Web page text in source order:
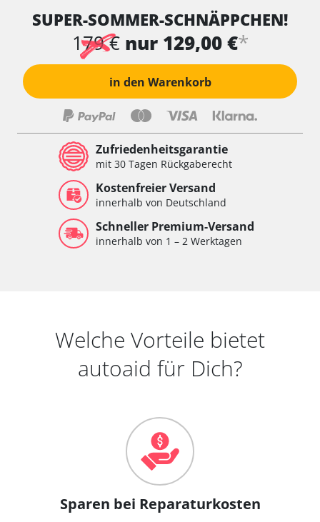
SUPER-SOMMER-SCHNÄPPCHEN!
179 € nur 129,00 €*
in den Warenkorb
Zufriedenheitsgarantie
mit 30 Tagen Rückgaberecht
Kostenfreier Versand
innerhalb von Deutschland
Schneller Premium-Versand
innerhalb von 1 – 2 Werktagen
Welche Vorteile bietet
autoaid für Dich?
Sparen bei Reparaturkosten